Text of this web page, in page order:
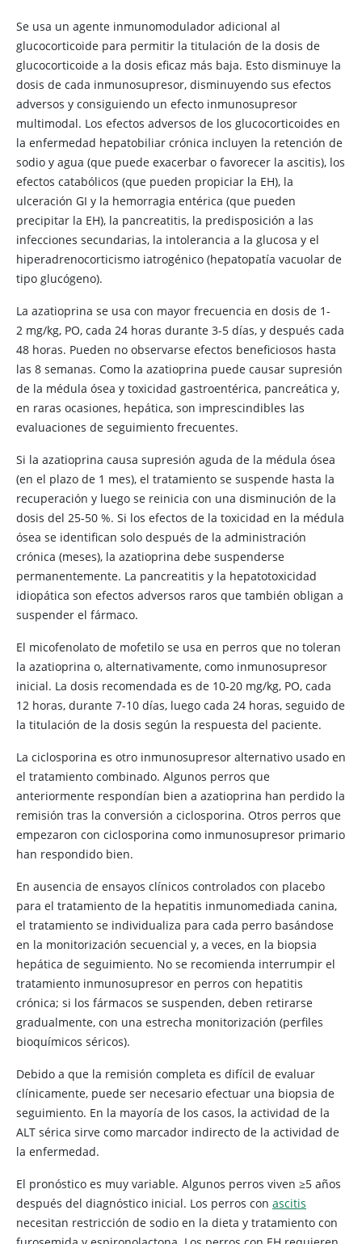
Se usa un agente inmunomodulador adicional al
glucocorticoide para permitir la titulación de la dosis de
glucocorticoide a la dosis eficaz más baja. Esto disminuye la
dosis de cada inmunosupresor, disminuyendo sus efectos
adversos y consiguiendo un efecto inmunosupresor
multimodal. Los efectos adversos de los glucocorticoides en
la enfermedad hepatobiliar crónica incluyen la retención de
sodio y agua (que puede exacerbar o favorecer la ascitis), los
efectos catabólicos (que pueden propiciar la EH), la
ulceración GI y la hemorragia entérica (que pueden
precipitar la EH), la pancreatitis, la predisposición a las
infecciones secundarias, la intolerancia a la glucosa y el
hiperadrenocorticismo iatrogénico (hepatopatía vacuolar de
tipo glucógeno).
La azatioprina se usa con mayor frecuencia en dosis de 1-
2 mg/kg, PO, cada 24 horas durante 3-5 días, y después cada
48 horas. Pueden no observarse efectos beneficiosos hasta
las 8 semanas. Como la azatioprina puede causar supresión
de la médula ósea y toxicidad gastroentérica, pancreática y,
en raras ocasiones, hepática, son imprescindibles las
evaluaciones de seguimiento frecuentes.
Si la azatioprina causa supresión aguda de la médula ósea
(en el plazo de 1 mes), el tratamiento se suspende hasta la
recuperación y luego se reinicia con una disminución de la
dosis del 25-50 %. Si los efectos de la toxicidad en la médula
ósea se identifican solo después de la administración
crónica (meses), la azatioprina debe suspenderse
permanentemente. La pancreatitis y la hepatotoxicidad
idiopática son efectos adversos raros que también obligan a
suspender el fármaco.
El micofenolato de mofetilo se usa en perros que no toleran
la azatioprina o, alternativamente, como inmunosupresor
inicial. La dosis recomendada es de 10-20 mg/kg, PO, cada
12 horas, durante 7-10 días, luego cada 24 horas, seguido de
la titulación de la dosis según la respuesta del paciente.
La ciclosporina es otro inmunosupresor alternativo usado en
el tratamiento combinado. Algunos perros que
anteriormente respondían bien a azatioprina han perdido la
remisión tras la conversión a ciclosporina. Otros perros que
empezaron con ciclosporina como inmunosupresor primario
han respondido bien.
En ausencia de ensayos clínicos controlados con placebo
para el tratamiento de la hepatitis inmunomediada canina,
el tratamiento se individualiza para cada perro basándose
en la monitorización secuencial y, a veces, en la biopsia
hepática de seguimiento. No se recomienda interrumpir el
tratamiento inmunosupresor en perros con hepatitis
crónica; si los fármacos se suspenden, deben retirarse
gradualmente, con una estrecha monitorización (perfiles
bioquímicos séricos).
Debido a que la remisión completa es difícil de evaluar
clínicamente, puede ser necesario efectuar una biopsia de
seguimiento. En la mayoría de los casos, la actividad de la
ALT sérica sirve como marcador indirecto de la actividad de
la enfermedad.
El pronóstico es muy variable. Algunos perros viven ≥5 años
después del diagnóstico inicial. Los perros con ascitis
necesitan restricción de sodio en la dieta y tratamiento con